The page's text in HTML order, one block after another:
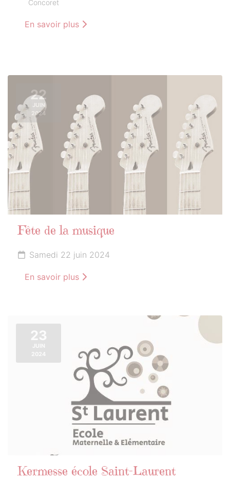
Concoret
En savoir plus
22
JUIN
2024
Fête de la musique
Samedi 22 juin 2024
En savoir plus
23
JUIN
2024
Kermesse école Saint-Laurent